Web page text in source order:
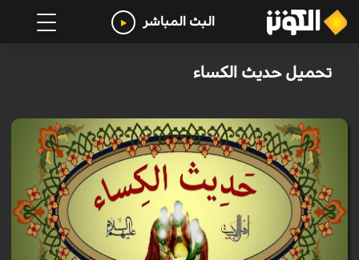
البث المباشر
تحميل حديث الكساء